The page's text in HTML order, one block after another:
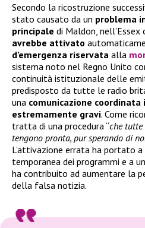
Secondo la ricostruzione
stato causato da un problema
principale di Maldon, nell’Essex
avrebbe attivato
d’emergenza riservata alla
sistema noto nel Regno Unito
continuità istituzionale delle
predisposto da tutte le radio
una comunicazione
estremamente gravi. Come
tratta di una procedura “che tutte
tengono pronta, pur sperando di
L’attivazione errata ha portato a
temporanea dei programmi e a
ha contribuito ad aumentare la
della falsa notizia.